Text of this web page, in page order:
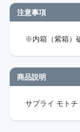
注意事項
※内箱（紫箱）
商品説明
サプライ モト